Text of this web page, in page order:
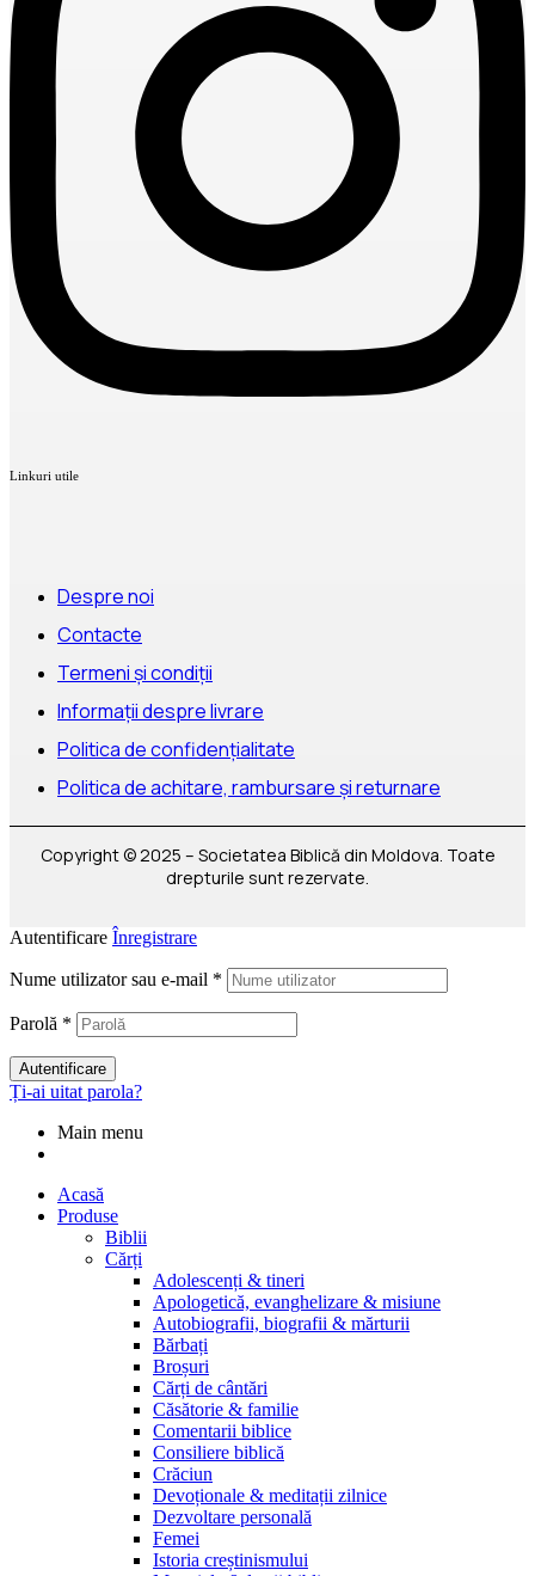
Linkuri utile
Despre noi
Contacte
Termeni și condiții
Informații despre livrare
Politica de confidențialitate
Politica de achitare, rambursare și returnare
Copyright © 2025 – Societatea Biblică din Moldova. Toate
drepturile sunt rezervate.
Autentificare Înregistrare
Nume utilizator sau e-mail *
Parolă *
Autentificare
Ți-ai uitat parola?
Main menu
Acasă
Produse
Biblii
Cărți
Adolescenți & tineri
Apologetică, evanghelizare & misiune
Autobiografii, biografii & mărturii
Bărbați
Broșuri
Cărți de cântări
Căsătorie & familie
Comentarii biblice
Consiliere biblică
Crăciun
Devoționale & meditații zilnice
Dezvoltare personală
Femei
Istoria creștinismului